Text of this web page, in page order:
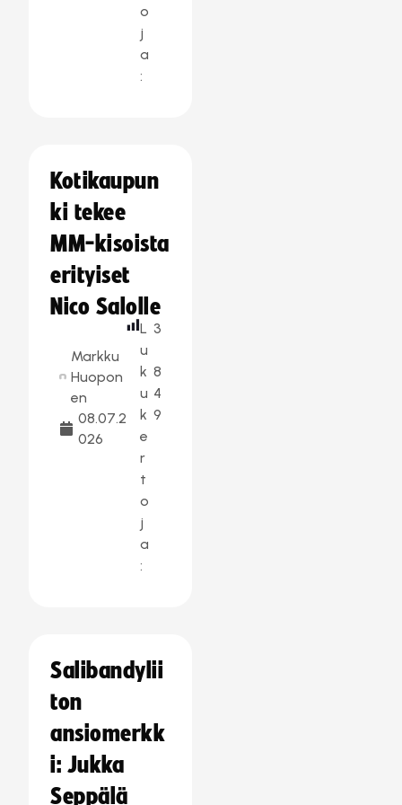
o
j
a
:
Kotikaupun
ki tekee
MM-kisoista
erityiset
Nico Salolle
Markku
Huopon
en
08.07.2
026
L
u
k
u
k
e
r
t
o
j
a
:
3
8
4
9
Salibandylii
ton
ansiomerkk
i: Jukka
Seppälä